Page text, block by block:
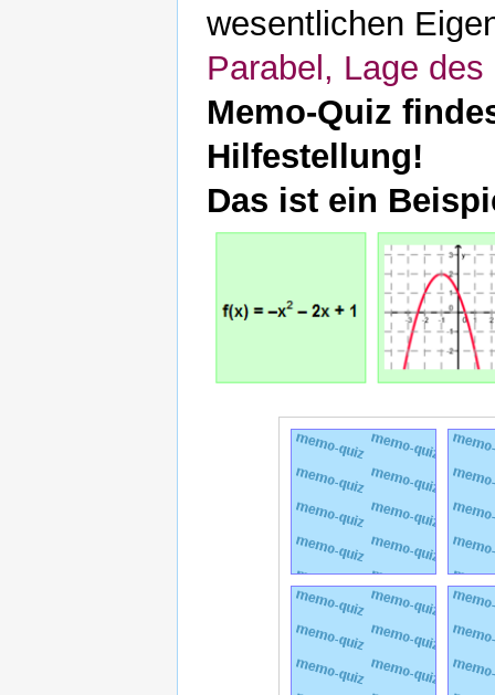
wesentlichen
Parabel, Lage
Memo-Quiz
Hilfestellung!
Das ist ein